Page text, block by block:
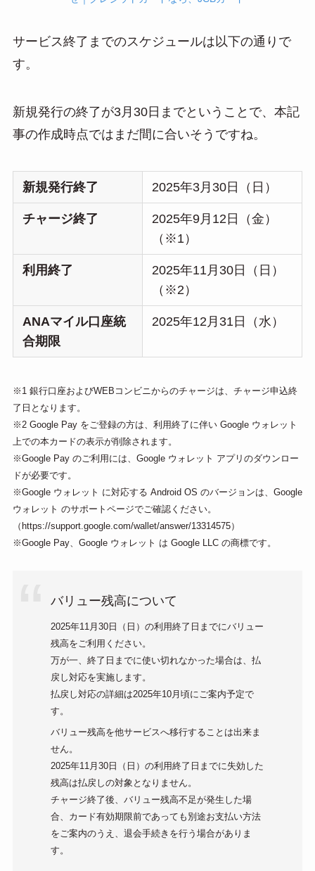
サービス終了までのスケジュールは以下の通りで
す。
新規発行の終了が3月30日までということで、本記
事の作成時点ではまだ間に合いそうですね。
新規発行終了 2025年3月30日（日）
チャージ終了
2025年9月12日（金）
（※1）
利用終了
2025年11月30日（日）
（※2）
ANAマイル口座統
合期限
2025年12月31日（水）
※1 銀行口座およびWEBコンビニからのチャージは、チャージ申込終
了日となります。
※2 Google Pay をご登録の方は、利用終了に伴い Google ウォレット
上での本カードの表示が削除されます。
※Google Pay のご利用には、Google ウォレット アプリのダウンロー
ドが必要です。
※Google ウォレット に対応する Android OS のバージョンは、Google
ウォレット のサポートページでご確認ください。
（https://support.google.com/wallet/answer/13314575）
※Google Pay、Google ウォレット は Google LLC の商標です。
バリュー残高について
2025年11月30日（日）の利用終了日までにバリュー
残高をご利用ください。
万が一、終了日までに使い切れなかった場合は、払
戻し対応を実施します。
払戻し対応の詳細は2025年10月頃にご案内予定で
す。
バリュー残高を他サービスへ移行することは出来ま
せん。
2025年11月30日（日）の利用終了日までに失効した
残高は払戻しの対象となりません。
チャージ終了後、バリュー残高不足が発生した場
合、カード有効期限前であっても別途お支払い方法
をご案内のうえ、退会手続きを行う場合がありま
す。